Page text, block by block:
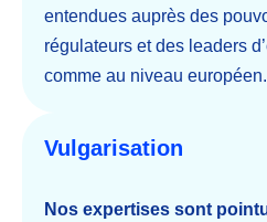
entendues auprès des
régulateurs et des leaders
comme au niveau européen.
Vulgarisation
Nos expertises sont